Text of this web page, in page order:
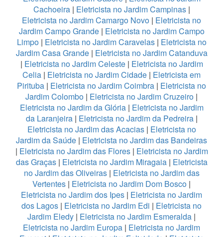
Cachoeira| Eletricista no Jardim Campinas|
Eletricista no Jardim Camargo Novo | Eletricista no
Jardim Campo Grande| Eletricista no Jardim Campo
Limpo| Eletricista no Jardim Caravelas| Eletricista no
Jardim Casa Grande| Eletricista no Jardim Catanduva
| Eletricista no Jardim Celeste| Eletricista no Jardim
Celia | Eletricista no Jardim Cidade | Eletricista em
Pirituba | Eletricista no Jardim Coimbra | Eletricista no
Jardim Colombo | Eletricista no Jardim Cruzeiro |
Eletricista no Jardim da Glória| Eletricista no Jardim
da Laranjeira| Eletricista no Jardim da Pedreira|
Eletricista no Jardim das Acacias| Eletricista no
Jardim da Saúde | Eletricista no Jardim das Bandeiras
| Eletricista no Jardim das Flores| Eletricista no Jardim
das Graças| Eletricista no Jardim Miragaia| Eletricista
no Jardim das Oliveiras| Eletricista no Jardim das
Vertentes | Eletricista no Jardim Dom Bosco |
Eletricista no Jardim dos Ipes | Eletricista no Jardim
dos Lagos | Eletricista no Jardim Edi | Eletricista no
Jardim Eledy | Eletricista no Jardim Esmeralda |
Eletricista no Jardim Europa | Eletricista no Jardim